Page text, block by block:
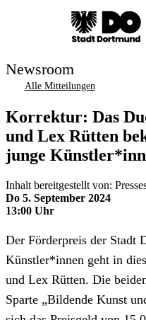
Newsroom
Alle Mitteilungen
Korrektur: Das
und Lex Rütten
junge
Inhalt bereitgestellt von:
Do 5. September 2024
13:00 Uhr
Der Förderpreis der Stadt
Künstler*innen geht in
und Lex Rütten. Die
Sparte „Bildende Kunst